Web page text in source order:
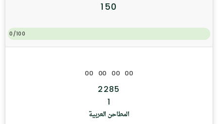
150
0/100
المطاحن العربية
00 00 00 00
2285
1